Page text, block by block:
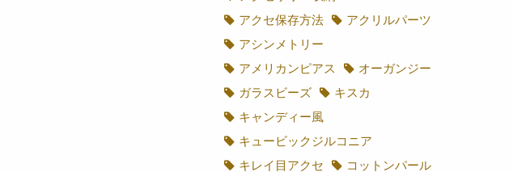
アクセサリー作り方
アクセサリー収納
アクセ保存方法
アクリルパーツ
アシンメトリー
アメリカンピアス
ガラスビーズ
キスカ
キャンディー風